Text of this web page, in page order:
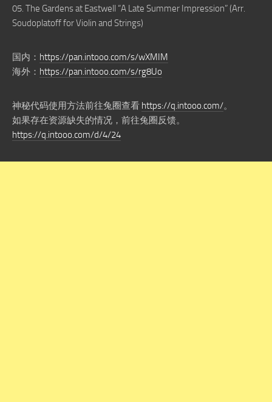
05. The Gardens at Eastwell “A Late Summer Impression” (Arr.
Soudoplatoff for Violin and Strings)
国内： https://pan.intooo.com/s/wXMIM
海外： https://pan.intooo.com/s/rg8Uo
神秘代码使用方法前往兔圈查看 https://q.intooo.com/。
如果存在资源缺失的情况，前往兔圈反馈。
https://q.intooo.com/d/4/24